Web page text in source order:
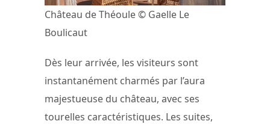
Château de Théoule © Gaelle Le
Boulicaut
Dès leur arrivée, les visiteurs sont
instantanément charmés par l’aura
majestueuse du château, avec ses
tourelles caractéristiques. Les suites,